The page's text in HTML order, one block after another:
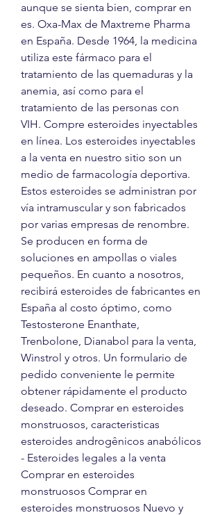
aunque se sienta bien, comprar en
es. Oxa-Max de Maxtreme Pharma
en España. Desde 1964, la medicina
utiliza este fármaco para el
tratamiento de las quemaduras y la
anemia, así como para el
tratamiento de las personas con
VIH. Compre esteroides inyectables
en línea. Los esteroides inyectables
a la venta en nuestro sitio son un
medio de farmacología deportiva.
Estos esteroides se administran por
vía intramuscular y son fabricados
por varias empresas de renombre.
Se producen en forma de
soluciones en ampollas o viales
pequeños. En cuanto a nosotros,
recibirá esteroides de fabricantes en
España al costo óptimo, como
Testosterone Enanthate,
Trenbolone, Dianabol para la venta,
Winstrol y otros. Un formulario de
pedido conveniente le permite
obtener rápidamente el producto
deseado. Comprar en esteroides
monstruosos, caracteristicas
esteroides androgênicos anabólicos
- Esteroides legales a la venta
Comprar en esteroides
monstruosos Comprar en
esteroides monstruosos Nuevo y